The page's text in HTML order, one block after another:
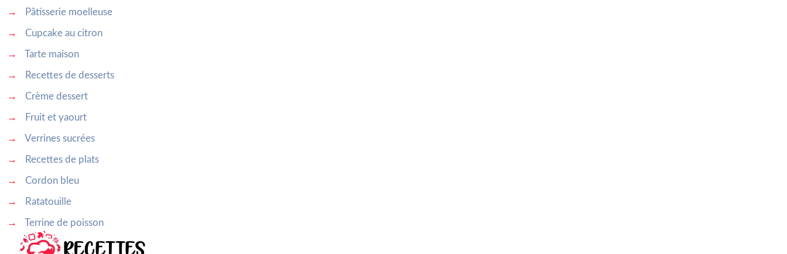
→ Pâtisserie moelleuse
→ Cupcake au citron
→ Tarte maison
→ Recettes de desserts
→ Crème dessert
→ Fruit et yaourt
→ Verrines sucrées
→ Recettes de plats
→ Cordon bleu
→ Ratatouille
→ Terrine de poisson